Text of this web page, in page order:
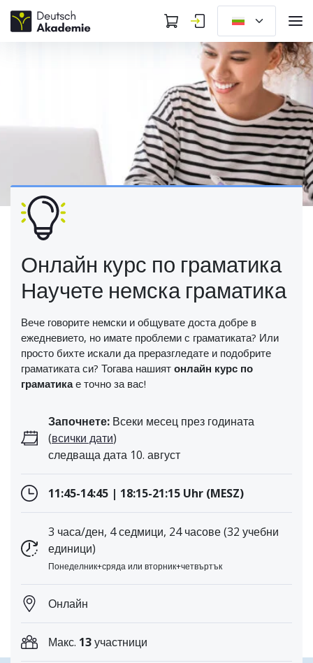
Онлайн курс по граматика
Научете немска граматика
Вече говорите немски и общувате доста добре в
ежедневието, но имате проблеми с граматиката? Или
просто бихте искали да преразгледате и подобрите
граматиката си? Тогава нашият онлайн курс по
граматикае точно за вас!
Започнете: Всеки месец през годината
(всички дати)
следваща дата 10. август
11:45-14:45 | 18:15-21:15 Uhr (MESZ)
3 часа/ден, 4 седмици, 24 часове (32 учебни
единици)
Понеделник+сряда или вторник+четвъртък
Онлайн
Макс. 13участници